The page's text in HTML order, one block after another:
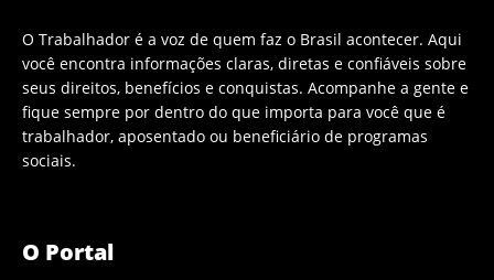
O Trabalhador é a voz de quem faz o Brasil acontecer. Aqui
você encontra informações claras, diretas e confiáveis sobre
seus direitos, benefícios e conquistas. Acompanhe a gente e
fique sempre por dentro do que importa para você que é
trabalhador, aposentado ou beneficiário de programas
sociais.
O Portal